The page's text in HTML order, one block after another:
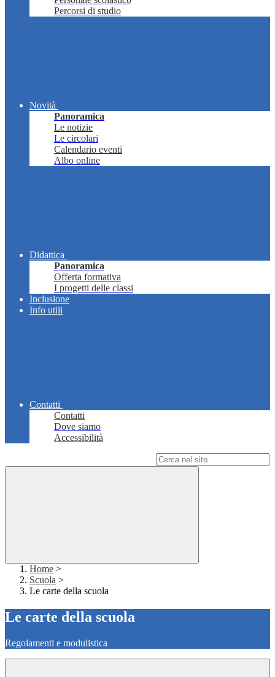
Percorsi di studio
Novità
Panoramica
Le notizie
Le circolari
Calendario eventi
Albo online
Didattica
Panoramica
Offerta formativa
I progetti delle classi
Inclusione
Info utili
Contatti
Contatti
Dove siamo
Accessibilità
Home >
Scuola >
Le carte della scuola
Le carte della scuola
Regolamenti e modulistica